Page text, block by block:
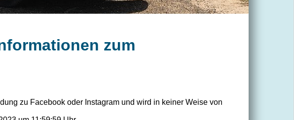
zum
zu Facebook oder Instagram und wird in keiner Weise von